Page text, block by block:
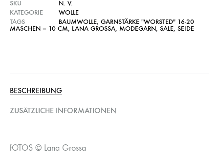
SKU
N. V.
KATEGORIE
WOLLE
TAGS
BAUMWOLLE, GARNSTÄRKE "WORSTED" 16-20
MASCHEN = 10 CM, LANA GROSSA, MODEGARN, SALE, SEIDE
BESCHREIBUNG
ZUSÄTZLICHE INFORMATIONEN
fOTOS © Lana Grossa